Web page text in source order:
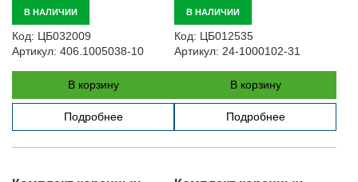
В НАЛИЧИИ
Код: ЦБ032009
Артикул: 406.1005038-10
В корзину
Подробнее
В НАЛИЧИИ
Код: ЦБ012535
Артикул: 24-1000102-31
В корзину
Подробнее